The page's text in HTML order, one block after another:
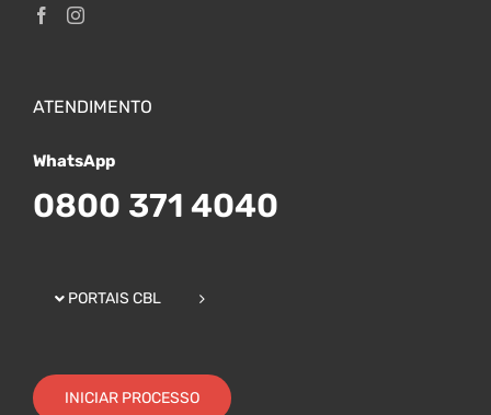
ATENDIMENTO
WhatsApp
0800 371 4040
PORTAIS CBL
INICIAR PROCESSO